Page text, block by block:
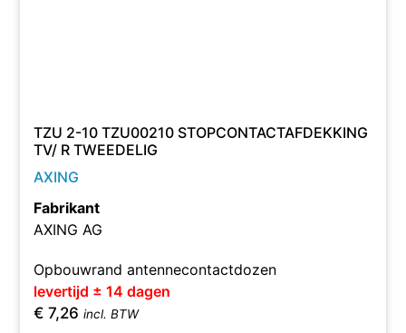
TZU 2-10 TZU00210 STOPCONTACTAFDEKKING
TV/ R TWEEDELIG
AXING
Fabrikant
AXING AG
Opbouwrand antennecontactdozen
levertijd ± 14 dagen
€ 7,26 incl. BTW